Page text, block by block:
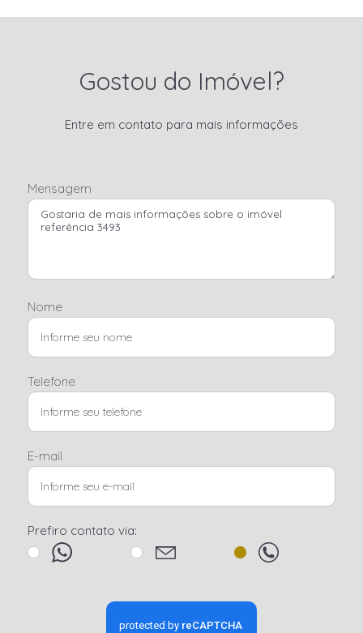
Gostou do Imóvel?
Entre em contato para mais informações
Mensagem
Nome
Telefone
E-mail
Prefiro contato via: